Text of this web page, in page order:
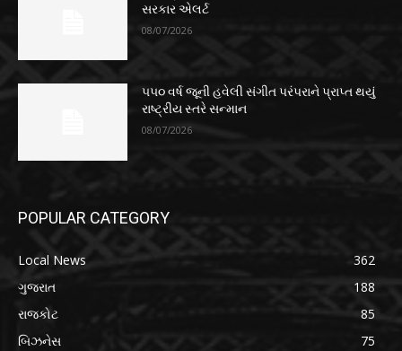
સરકાર એલર્ટ
08/07/2026
૫૫૦ વર્ષ જૂની હવેલી સંગીત પરંપરાને પ્રાપ્ત થયું
રાષ્ટ્રીય સ્તરે સન્માન
08/07/2026
POPULAR CATEGORY
Local News
362
ગુજરાત
188
રાજકોટ
85
બિઝનેસ
75